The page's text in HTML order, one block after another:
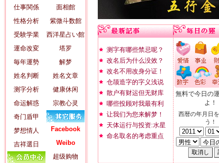
仕事関係
性格分析
受験学業
運命改変
毎年運勢
姓名判断
测字分析
命运解惑
奇门盾甲
梦想情人
吉祥選日
面相館
紫微斗数館
西洋星占い館
塔罗
解梦
姓名文章
健康休闲
宗教心灵
Facebook
Weibo
超级购物
测字有哪些禁忌呢？
改名后为什么没效？
改名不用改身分证！
仓颉造字的字义浅说
散户有财运但无财库
哪些投顾对我最有利
让我们为您来解梦！
天体运行与投资:水星
命名取名的考虑重点
無料で今日の
よ！
西暦の年月日
う！